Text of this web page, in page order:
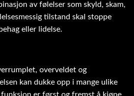
av følelser som skyld, skam,
tilstand skal stoppe
eller lidelse.
overveldet og
kan dukke opp i mange ulike